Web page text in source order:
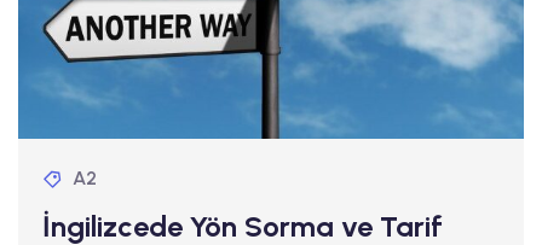
A2
İngilizcede Yön Sorma ve Tarif